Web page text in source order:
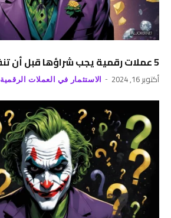
5 عملات رقمية يجب شراؤها قبل أن تنفجر في 2024
أكتوبر 16, 2024 الاستثمار في العملات الرقمية